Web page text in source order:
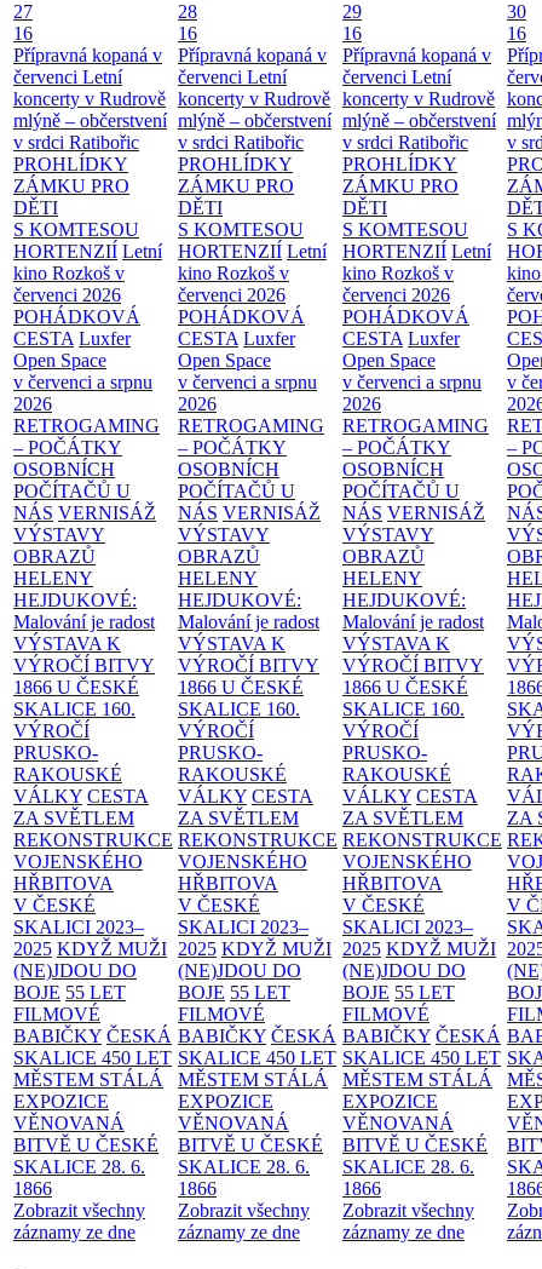
27
16
Přípravná kopaná v
červenci Letní
koncerty v Rudrově
mlýně – občerstvení
v srdci Ratibořic
PROHLÍDKY
ZÁMKU PRO
DĚTI
S KOMTESOU
HORTENZIÍ Letní
kino Rozkoš v
červenci 2026
POHÁDKOVÁ
CESTA Luxfer
Open Space
v červenci a srpnu
2026
RETROGAMING
– POČÁTKY
OSOBNÍCH
POČÍTAČŮ U
NÁS VERNISÁŽ
VÝSTAVY
OBRAZŮ
HELENY
HEJDUKOVÉ:
Malování je radost
VÝSTAVA K
VÝROČÍ BITVY
1866 U ČESKÉ
SKALICE 160.
VÝROČÍ
PRUSKO-
RAKOUSKÉ
VÁLKY CESTA
ZA SVĚTLEM
REKONSTRUKCE
VOJENSKÉHO
HŘBITOVA
V ČESKÉ
SKALICI 2023–
2025 KDYŽ MUŽI
(NE)JDOU DO
BOJE 55 LET
FILMOVÉ
BABIČKY ČESKÁ
SKALICE 450 LET
MĚSTEM STÁLÁ
EXPOZICE
VĚNOVANÁ
BITVĚ U ČESKÉ
SKALICE 28. 6.
1866
Zobrazit všechny
záznamy ze dne
28
16
Přípravná kopaná v
červenci Letní
koncerty v Rudrově
mlýně – občerstvení
v srdci Ratibořic
PROHLÍDKY
ZÁMKU PRO
DĚTI
S KOMTESOU
HORTENZIÍ Letní
kino Rozkoš v
červenci 2026
POHÁDKOVÁ
CESTA Luxfer
Open Space
v červenci a srpnu
2026
RETROGAMING
– POČÁTKY
OSOBNÍCH
POČÍTAČŮ U
NÁS VERNISÁŽ
VÝSTAVY
OBRAZŮ
HELENY
HEJDUKOVÉ:
Malování je radost
VÝSTAVA K
VÝROČÍ BITVY
1866 U ČESKÉ
SKALICE 160.
VÝROČÍ
PRUSKO-
RAKOUSKÉ
VÁLKY CESTA
ZA SVĚTLEM
REKONSTRUKCE
VOJENSKÉHO
HŘBITOVA
V ČESKÉ
SKALICI 2023–
2025 KDYŽ MUŽI
(NE)JDOU DO
BOJE 55 LET
FILMOVÉ
BABIČKY ČESKÁ
SKALICE 450 LET
MĚSTEM STÁLÁ
EXPOZICE
VĚNOVANÁ
BITVĚ U ČESKÉ
SKALICE 28. 6.
1866
Zobrazit všechny
záznamy ze dne
29
16
Přípravná kopaná v
červenci Letní
koncerty v Rudrově
mlýně – občerstvení
v srdci Ratibořic
PROHLÍDKY
ZÁMKU PRO
DĚTI
S KOMTESOU
HORTENZIÍ Letní
kino Rozkoš v
červenci 2026
POHÁDKOVÁ
CESTA Luxfer
Open Space
v červenci a srpnu
2026
RETROGAMING
– POČÁTKY
OSOBNÍCH
POČÍTAČŮ U
NÁS VERNISÁŽ
VÝSTAVY
OBRAZŮ
HELENY
HEJDUKOVÉ:
Malování je radost
VÝSTAVA K
VÝROČÍ BITVY
1866 U ČESKÉ
SKALICE 160.
VÝROČÍ
PRUSKO-
RAKOUSKÉ
VÁLKY CESTA
ZA SVĚTLEM
REKONSTRUKCE
VOJENSKÉHO
HŘBITOVA
V ČESKÉ
SKALICI 2023–
2025 KDYŽ MUŽI
(NE)JDOU DO
BOJE 55 LET
FILMOVÉ
BABIČKY ČESKÁ
SKALICE 450 LET
MĚSTEM STÁLÁ
EXPOZICE
VĚNOVANÁ
BITVĚ U ČESKÉ
SKALICE 28. 6.
1866
Zobrazit všechny
záznamy ze dne
30
16
v
S
v
–
ZA
V